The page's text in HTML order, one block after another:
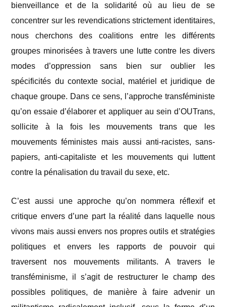
bienveillance et de la solidarité où au lieu de se
concentrer sur les revendications strictement identitaires,
nous cherchons des coalitions entre les différents
groupes minorisées à travers une lutte contre les divers
modes d’oppression sans bien sur oublier les
spécificités du contexte social, matériel et juridique de
chaque groupe. Dans ce sens, l’approche transféministe
qu’on essaie d’élaborer et appliquer au sein d’OUTrans,
sollicite à la fois les mouvements trans que les
mouvements féministes mais aussi anti-racistes, sans-
papiers, anti-capitaliste et les mouvements qui luttent
contre la pénalisation du travail du sexe, etc.
C’est aussi une approche qu’on nommera réflexif et
critique envers d’une part la réalité dans laquelle nous
vivons mais aussi envers nos propres outils et stratégies
politiques et envers les rapports de pouvoir qui
traversent nos mouvements militants. A travers le
transféminisme, il s’agit de restructurer le champ des
possibles politiques, de manière à faire advenir un